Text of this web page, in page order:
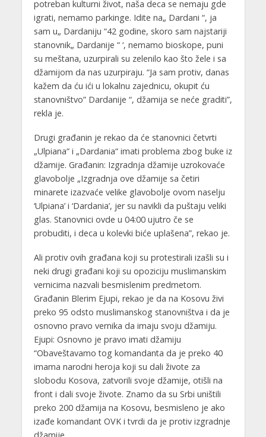
potreban kulturni život, naša deca se nemaju gde
igrati, nemamo parkinge. Idite na„ Dardani “, ja
sam u„ Dardaniju “42 godine, skoro sam najstariji
stanovnik„ Dardanije “ ‘, nemamo bioskope, puni
su meštana, uzurpirali su zelenilo kao što žele i sa
džamijom da nas uzurpiraju. “Ja sam protiv, danas
kažem da ću ići u lokalnu zajednicu, okupit ću
stanovništvo” Dardanije “, džamija se neće graditi”,
rekla je.
Drugi građanin je rekao da će stanovnici četvrti
„Ulpiana“ i „Dardania“ imati problema zbog buke iz
džamije. Građanin: Izgradnja džamije uzrokovaće
glavobolje „Izgradnja ove džamije sa četiri
minarete izazvaće velike glavobolje ovom naselju
‘Ulpiana’ i ‘Dardania’, jer su navikli da puštaju veliki
glas. Stanovnici ovde u 04:00 ujutro če se
probuditi, i deca u kolevki biće uplašena”, rekao je.
Ali protiv ovih građana koji su protestirali izašli su i
neki drugi građani koji su opoziciju muslimanskim
vernicima nazvali besmislenim predmetom.
Građanin Blerim Ejupi, rekao je da na Kosovu živi
preko 95 odsto muslimanskog stanovništva i da je
osnovno pravo vernika da imaju svoju džamiju.
Ejupi: Osnovno je pravo imati džamiju
“Obaveštavamo tog komandanta da je preko 40
imama narodni heroja koji su dali živote za
slobodu Kosova, zatvorili svoje džamije, otišli ​​na
front i dali svoje živote. Znamo da su Srbi uništili
preko 200 džamija na Kosovu, besmisleno je ako
izađe komandant OVK i tvrdi da je protiv izgradnje